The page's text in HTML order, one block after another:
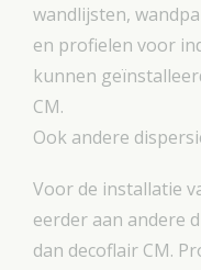
wandlijsten,
en profielen voor
kunnen
CM.
Ook andere
Voor de installatie
eerder aan andere
dan decoflair CM.